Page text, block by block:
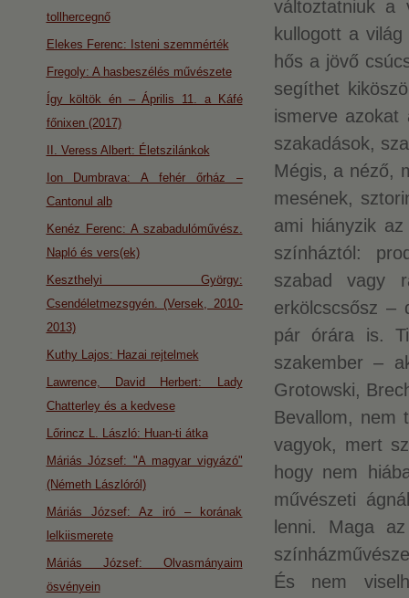
változtatniuk a
kullogott a
hős a jövő
segíthet
ismerve azokat
szakadások,
Mégis, a néző,
mesének,
ami hiányzik
színháztól:
szabad vagy
erkölcscsősz –
pár órára is.
szakember –
Grotowski,
Bevallom, nem
vagyok, mert
hogy nem
művészeti
lenni. Maga
És nem
tollhercegnő
Elekes Ferenc: Isteni szemmérték
Fregoly: A hasbeszélés művészete
Így költök én – Április 11. a Káfé
főnixen (2017)
II. Veress Albert: Életszilánkok
Ion Dumbrava: A fehér őrház –
Cantonul alb
Kenéz Ferenc: A szabadulóművész.
Napló és vers(ek)
Keszthelyi György:
Csendéletmezsgyén. (Versek, 2010-
2013)
Kuthy Lajos: Hazai rejtelmek
Lawrence, David Herbert: Lady
Chatterley és a kedvese
Lőrincz L. László: Huan-ti átka
Máriás József: "A magyar vigyázó"
(Németh Lászlóról)
Máriás József: Az iró – korának
lelkiismerete
Máriás József: Olvasmányaim
ösvényein